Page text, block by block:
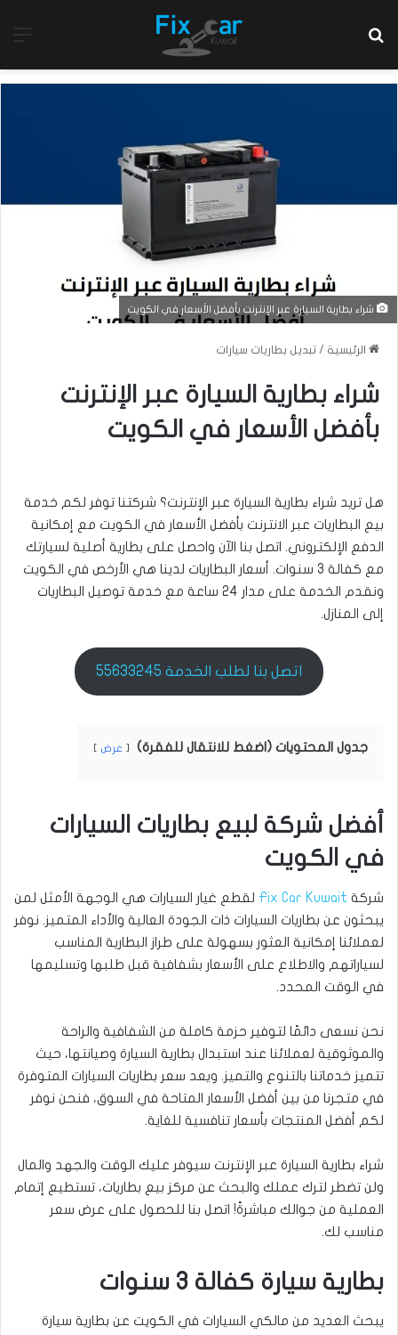
شراء بطارية السيارة عبر الإنترنت بأفضل الأسعار في الكويت
الرئيسية / تبديل بطاريات سيارات
شراء بطارية السيارة عبر الإنترنت
بأفضل الأسعار في الكويت
هل تريد شراء بطارية السيارة عبر الإنترنت؟ شركتنا توفر لكم خدمة
بيع البطاريات عبر الانترنت بأفضل الأسعار في الكويت مع إمكانية
الدفع الإلكتروني. اتصل بنا الآن واحصل على بطارية أصلية لسيارتك
مع كفالة 3 سنوات. أسعار البطاريات لدينا هي الأرخص في الكويت
ونقدم الخدمة على مدار 24 ساعة مع خدمة توصيل البطاريات
إلى المنازل.
اتصل بنا لطلب الخدمة 55633245
جدول المحتويات (اضغط للانتقال للفقرة) عرض
أفضل شركة لبيع بطاريات السيارات
في الكويت
شركة Fix Car Kuwait لقطع غيار السيارات هي الوجهة الأمثل لمن
يبحثون عن بطاريات السيارات ذات الجودة العالية والأداء المتميز. نوفر
لعملائنا إمكانية العثور بسهولة على طراز البطارية المناسب
لسياراتهم والاطلاع على الأسعار بشفافية قبل طلبها وتسليمها
في الوقت المحدد.
نحن نسعى دائمًا لتوفير حزمة كاملة من الشفافية والراحة
والموثوقية لعملائنا عند استبدال بطارية السيارة وصيانتها، حيث
تتميز خدماتنا بالتنوع والتميز. ويعد سعر بطاريات السيارات المتوفرة
في متجرنا من بين أفضل الأسعار المتاحة في السوق، فنحن نوفر
لكم أفضل المنتجات بأسعار تنافسية للغاية.
شراء بطارية السيارة عبر الإنترنت سيوفر عليك الوقت والجهد والمال
ولن تضطر لترك عملك والبحث عن مركز بيع بطاريات، تستطيع إتمام
العملية من جوالك مباشرةً! اتصل بنا للحصول على عرض سعر
مناسب لك.
بطارية سيارة كفالة 3 سنوات
يبحث العديد من مالكي السيارات في الكويت عن بطارية سيارة